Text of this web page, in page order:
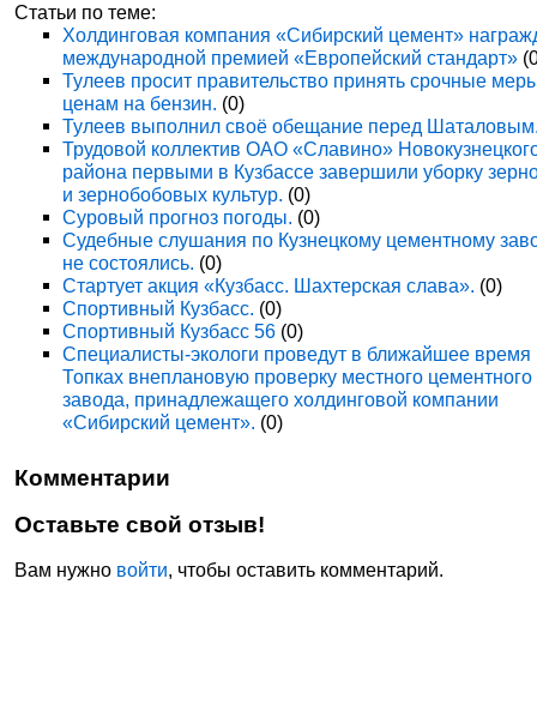
Статьи по теме:
Холдинговая компания «Сибирский цемент»
международной премией «Европейский стандарт»
Тулеев просит правительство принять срочные
ценам на бензин. (0)
Тулеев выполнил своё обещание перед
Трудовой коллектив ОАО «Славино»
района первыми в Кузбассе завершили уборку
и зернобобовых культур. (0)
Суровый прогноз погоды. (0)
Судебные слушания по Кузнецкому цементному
не состоялись. (0)
Стартует акция «Кузбасс. Шахтерская слава». (0)
Спортивный Кузбасс. (0)
Спортивный Кузбасс 56 (0)
Специалисты-экологи проведут в ближайшее время
Топках внеплановую проверку местного цементного
завода, принадлежащего холдинговой компании
«Сибирский цемент». (0)
Комментарии
Оставьте свой отзыв!
Вам нужно войти, чтобы оставить комментарий.